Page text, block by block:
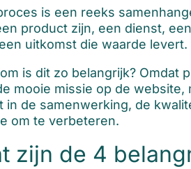
is een reeks
product zijn, een dienst,
uitkomst die waarde levert.
is dit zo belangrijk?
mooie missie op de
in de samenwerking, de
om te verbeteren.
zijn de 4